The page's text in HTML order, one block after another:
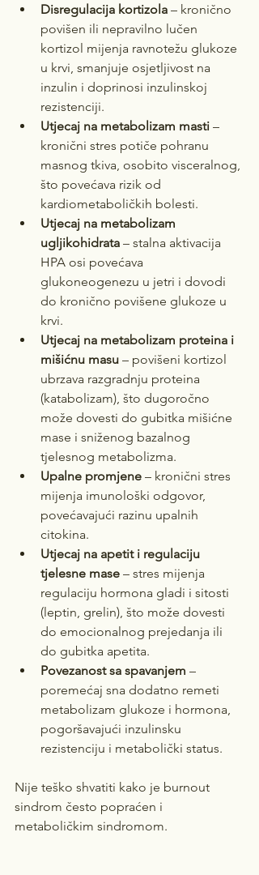
Disregulacija kortizola – kronično
povišen ili nepravilno lučen
kortizol mijenja ravnotežu glukoze
u krvi, smanjuje osjetljivost na
inzulin i doprinosi inzulinskoj
rezistenciji.
Utjecaj na metabolizam masti –
kronični stres potiče pohranu
masnog tkiva, osobito visceralnog,
što povećava rizik od
kardiometaboličkih bolesti.
Utjecaj na metabolizam
ugljikohidrata – stalna aktivacija
HPA osi povećava
glukoneogenezu u jetri i dovodi
do kronično povišene glukoze u
krvi.
Utjecaj na metabolizam proteina i
mišićnu masu – povišeni kortizol
ubrzava razgradnju proteina
(katabolizam), što dugoročno
može dovesti do gubitka mišićne
mase i sniženog bazalnog
tjelesnog metabolizma.
Upalne promjene – kronični stres
mijenja imunološki odgovor,
povećavajući razinu upalnih
citokina.
Utjecaj na apetit i regulaciju
tjelesne mase – stres mijenja
regulaciju hormona gladi i sitosti
(leptin, grelin), što može dovesti
do emocionalnog prejedanja ili
do gubitka apetita.
Povezanost sa spavanjem –
poremećaj sna dodatno remeti
metabolizam glukoze i hormona,
pogoršavajući inzulinsku
rezistenciju i metabolički status.
Nije teško shvatiti kako je burnout
sindrom često popraćen i
metaboličkim sindromom.